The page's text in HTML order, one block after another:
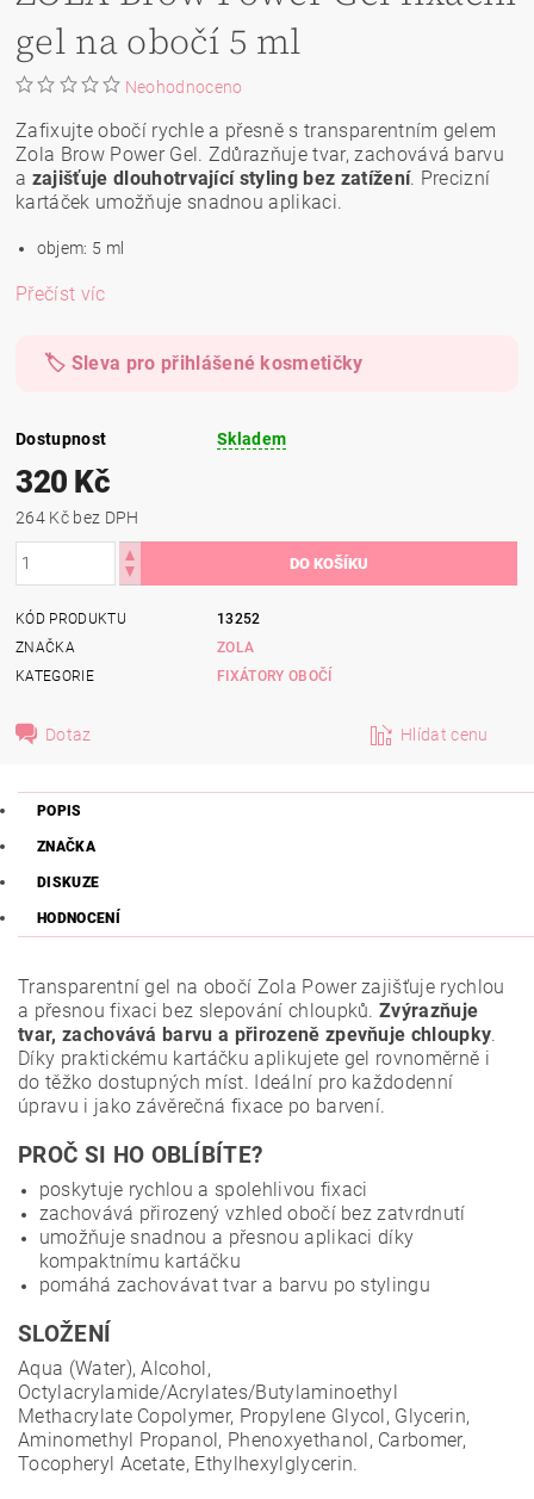
gel na obočí 5 ml
Neohodnoceno
Zafixujte obočí rychle a přesně s transparentním gelem
Zola Brow Power Gel. Zdůrazňuje tvar, zachovává barvu
a zajišťuje dlouhotrvající styling bez zatížení. Precizní
kartáček umožňuje snadnou aplikaci.
objem: 5 ml
Přečíst víc
🏷️ Sleva pro přihlášené kosmetičky
Dostupnost Skladem
320 Kč
264 Kč bez DPH
KÓD PRODUKTU
13252
ZNAČKA
ZOLA
KATEGORIE
FIXÁTORY OBOČÍ
Dotaz Hlídat cenu
POPIS
ZNAČKA
DISKUZE
HODNOCENÍ
Transparentní gel na obočí Zola Power zajišťuje rychlou
a přesnou fixaci bez slepování chloupků.Zvýrazňuje
tvar, zachovává barvu a přirozeně zpevňuje chloupky.
Díky praktickému kartáčku aplikujete gel rovnoměrně i
do těžko dostupných míst. Ideální pro každodenní
úpravu i jako závěrečná fixace po barvení.
PROČ SI HO OBLÍBÍTE?
poskytuje rychlou a spolehlivou fixaci
zachovává přirozený vzhled obočí bez zatvrdnutí
umožňuje snadnou a přesnou aplikaci díky
kompaktnímu kartáčku
pomáhá zachovávat tvar a barvu po stylingu
SLOŽENÍ
Aqua (Water), Alcohol,
Octylacrylamide/Acrylates/Butylaminoethyl
Methacrylate Copolymer, Propylene Glycol, Glycerin,
Aminomethyl Propanol, Phenoxyethanol, Carbomer,
Tocopheryl Acetate, Ethylhexylglycerin.